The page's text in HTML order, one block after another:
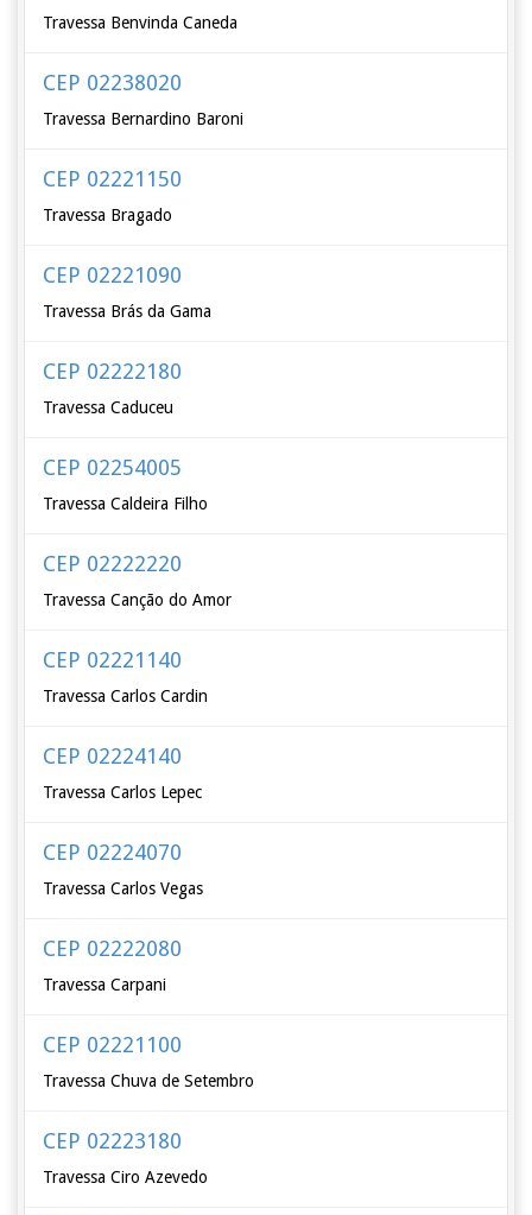
Travessa Benvinda Caneda
CEP 02238020
Travessa Bernardino Baroni
CEP 02221150
Travessa Bragado
CEP 02221090
Travessa Brás da Gama
CEP 02222180
Travessa Caduceu
CEP 02254005
Travessa Caldeira Filho
CEP 02222220
Travessa Canção do Amor
CEP 02221140
Travessa Carlos Cardin
CEP 02224140
Travessa Carlos Lepec
CEP 02224070
Travessa Carlos Vegas
CEP 02222080
Travessa Carpani
CEP 02221100
Travessa Chuva de Setembro
CEP 02223180
Travessa Ciro Azevedo